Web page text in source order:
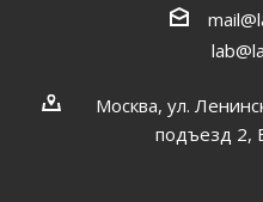
Москва, ул.
подъезд 2,